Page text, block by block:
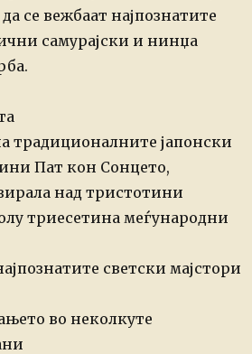
се вежбаат најпознатите
самурајски и нинџа
традиционалните јапонски
Пат кон Сонцето,
над тристотини
триесетина меѓународни
светски мајстори
во неколкуте